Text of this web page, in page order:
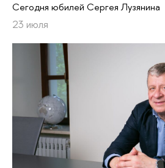
Сегодня юбилей Сергея Лузянина
23 июля